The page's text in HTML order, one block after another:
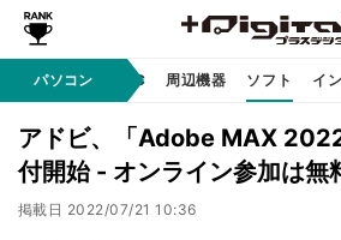
パソコン
クノロジ AI PC 周辺機器 ソフト イ
アドビ、「Adobe MAX
付開始 - オンライン参加は無
掲載日 2022/07/21 10:36